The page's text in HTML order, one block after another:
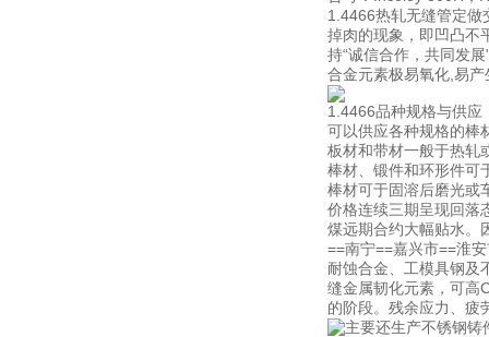
1.4466热轧无缝管定
掉肉的现象，即凹凸
持“诚信合作，共同发
合金元素极易氧化,易
1.4466品种规格与供应
可以供应各种规格的棒
板材和带材一般于热轧
棒材、锻件和环形件可
棒材可于固溶后磨光
价格连续三期呈现回落
煤远期合约大幅贴水
==南宁==嘉兴市==淮
耐蚀合金、工模具钢
缝金属韧化元素，可高
的阶段。残余应力、疲
主要还生产不锈钢铸